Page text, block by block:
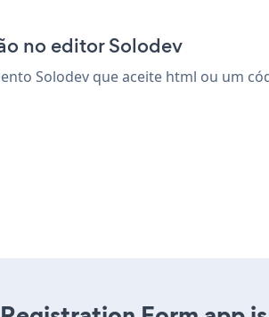
no editor Solodev
Solodev que aceite html ou um